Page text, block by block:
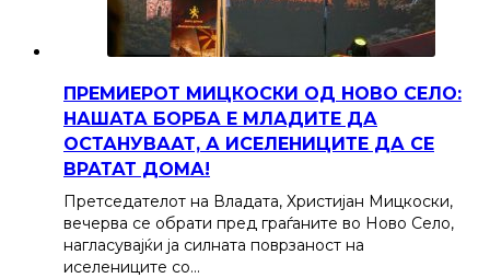
ПРЕМИЕРОТ МИЦКОСКИ ОД НОВО СЕЛО:
НАШАТА БОРБА Е МЛАДИТЕ ДА
ОСТАНУВААТ, А ИСЕЛЕНИЦИТЕ ДА СЕ
ВРАТАТ ДОМА!
Претседателот на Владата, Христијан Мицкоски,
вечерва се обрати пред граѓаните во Ново Село,
нагласувајќи ја силната поврзаност на
иселениците со…